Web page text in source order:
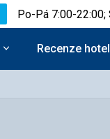
Po-Pá 7:00-
Recenze